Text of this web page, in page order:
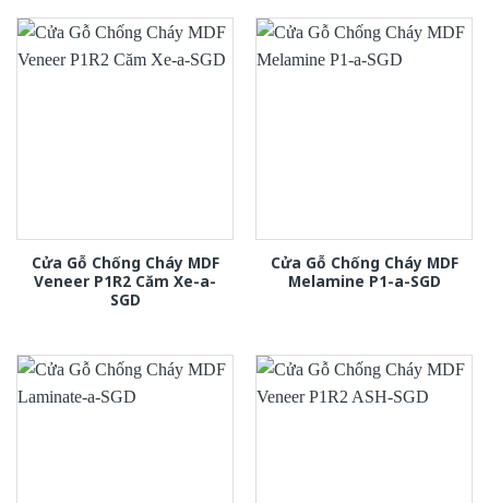
Cửa Gỗ Chống Cháy MDF
Veneer P1R2 Căm Xe-a-
SGD
Cửa Gỗ Chống Cháy MDF
Melamine P1-a-SGD